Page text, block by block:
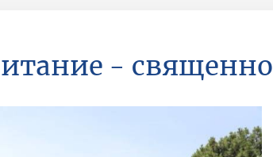
- священно